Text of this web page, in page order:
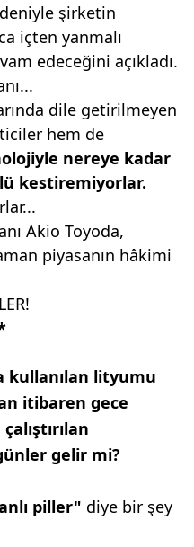
şirketin
içten yanmalı
edeceğini açıkladı.
dile getirilmeyen
hem de
nereye kadar
kestiremiyorlar.
Akio Toyoda,
piyasanın hâkimi
kullanılan lityumu
itibaren gece
gelir mi?
piller" diye bir şey